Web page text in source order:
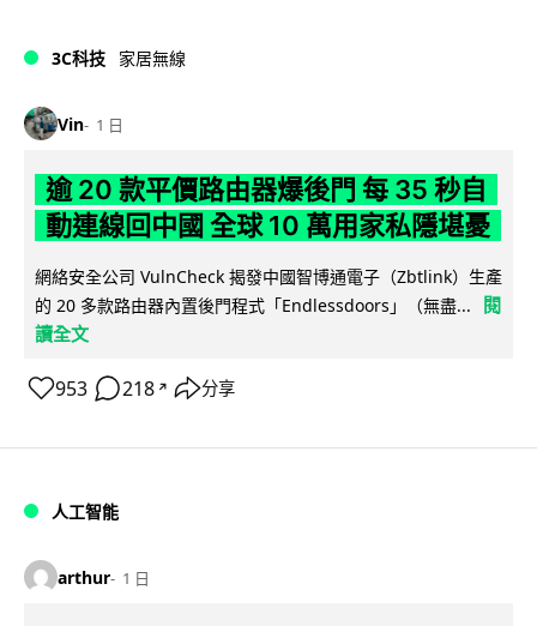
3C科技 家居無線
Vin 1 日
逾 20 款平價路由器爆後門 每 35 秒自
動連線回中國 全球 10 萬用家私隱堪憂
網絡安全公司 VulnCheck 揭發中國智博通電子（Zbtlink）生產
的 20 多款路由器內置後門程式「Endlessdoors」（無盡...
閱
讀全文
953 218 ↗ 分享
人工智能
arthur 1 日